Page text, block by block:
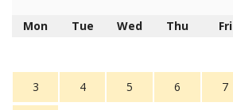
Mon Tue Wed Thu Fri
3 4 5 6 7